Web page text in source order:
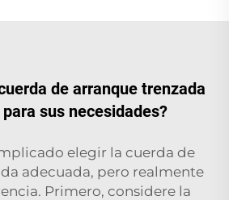
de arranque trenzada
sus necesidades?
elegir la cuerda de
adecuada, pero realmente
Primero, considere la